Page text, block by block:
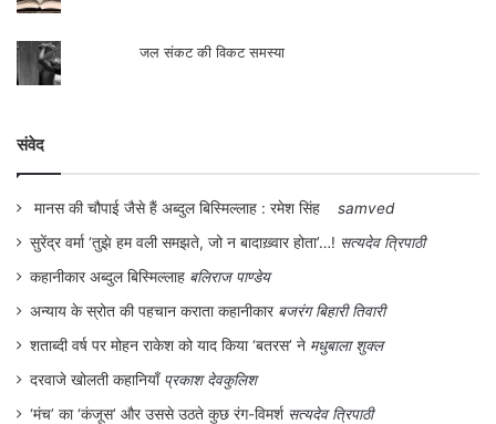
जल संकट की विकट समस्या
संवेद
मानस की चौपाई जैसे हैं अब्दुल बिस्मिल्लाह : रमेश सिंह
samved
सुरेंद्र वर्मा ‘तुझे हम वली समझते, जो न बादाख़्वार होता’…! सत्यदेव त्रिपाठी
कहानीकार अब्दुल बिस्मिल्लाह बलिराज पाण्डेय
अन्याय के स्रोत की पहचान कराता कहानीकार बजरंग बिहारी तिवारी
शताब्दी वर्ष पर मोहन राकेश को याद किया ‘बतरस’ ने मधुबाला शुक्ल
दरवाजे खोलती कहानियाँ प्रकाश देवकुलिश
‘मंच’ का ‘कंजूस’ और उससे उठते कुछ रंग-विमर्श सत्यदेव त्रिपाठी